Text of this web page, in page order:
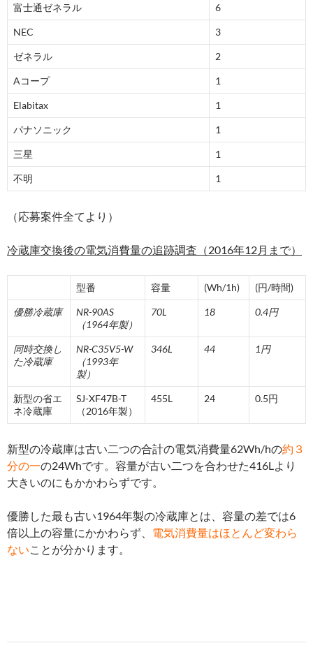
富士通ゼネラル 6
NEC 3
ゼネラル 2
Aコープ 1
Elabitax 1
パナソニック 1
三星 1
不明 1
（応募案件全てより）
冷蔵庫交換後の電気消費量の追跡調査（2016年12月まで）
型番 容量 (Wh/1h) (円/時間)
優勝冷蔵庫
NR-90AS
（1964年製）
70L 18 0.4円
同時交換し
た冷蔵庫
NR-C35V5-W
（1993年
製）
346L 44 1円
新型の省エ
ネ冷蔵庫
SJ-XF47B-T
（2016年製）
455L 24 0.5円
新型の冷蔵庫は古い二つの合計の電気消費量62Wh/hの約３
分の一の24Whです。容量が古い二つを合わせた416Lより
大きいのにもかかわらずです。
優勝した最も古い1964年製の冷蔵庫とは、容量の差では6
倍以上の容量にかかわらず、 電気消費量はほとんど変わら
ないことが分かります。